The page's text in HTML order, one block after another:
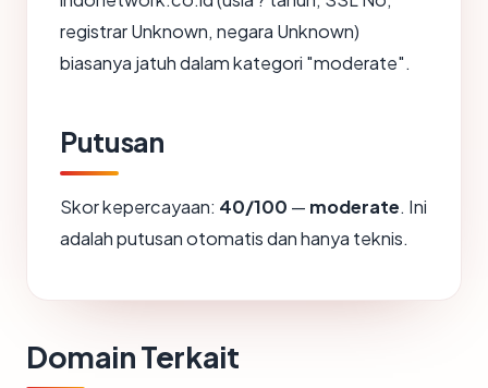
registrar Unknown, negara Unknown)
biasanya jatuh dalam kategori "moderate".
Putusan
Skor kepercayaan: 40/100 — moderate. Ini
adalah putusan otomatis dan hanya teknis.
Domain Terkait